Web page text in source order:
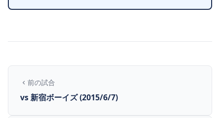
前の試合
vs 新宿ボーイズ (2015/6/7)